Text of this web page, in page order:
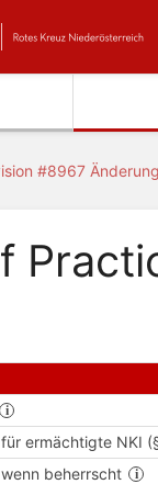
#8967
ermächtigte NKI
beherrscht